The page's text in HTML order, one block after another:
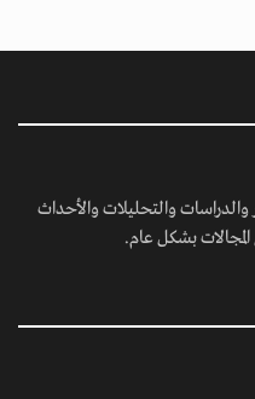
والتحليلات والأحداث
بشكل عام.